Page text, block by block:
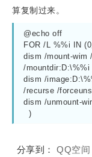
算复制过来。
@echo off
FOR /L %%i IN
dism /mount-wim
/mountdir:D:\%%i
dism /
/recurse /
dism /unmount-
)
分享到： QQ空间